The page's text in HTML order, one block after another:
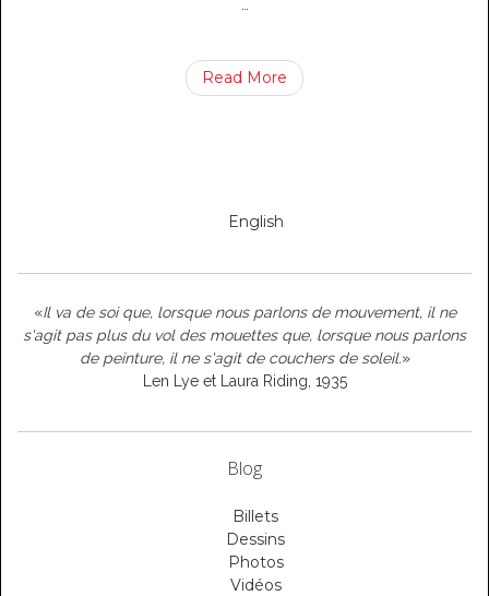
Read More
English
«Il va de soi que, lorsque nous parlons de mouvement, il ne
s'agit pas plus du vol des mouettes que, lorsque nous parlons
de peinture, il ne s'agit de couchers de soleil.»
Len Lye et Laura Riding, 1935
Blog
Billets
Dessins
Photos
Vidéos